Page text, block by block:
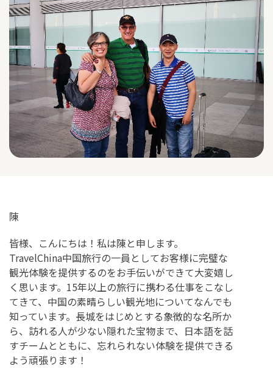
陳
皆様、こんにちは！私は陳と申します。
TravelChina中国旅行の一員としてお客様に完璧な
観光体験を提供するのをお手伝いができて大変嬉し
く思います。15年以上の旅行に携わる仕事をこなし
てきて、中国の素晴らしい観光地についてなんでも
知っています。長城をはじめとする象徴的な名所か
ら、訪れる人が少ない隠れた宝物まで、日本語を話
すチームとともに、忘れられない体験を提供できる
よう頑張ります！